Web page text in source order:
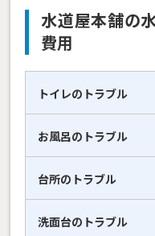
水道屋本舗の
費用
トイレのトラブル
お風呂のトラブル
台所のトラブル
洗面台のトラブル